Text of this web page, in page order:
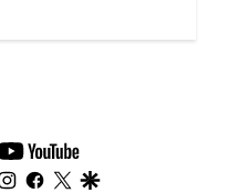
youtube-
footer
instagram
facebook
twitter